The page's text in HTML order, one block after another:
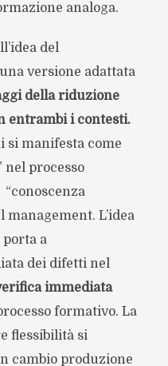
analoga.
del
versione adattata
della riduzione
entrambi i contesti.
si manifesta come
nel processo
L’idea
a
dei difetti nel
immediata
formativo. La
flessibilità si
cambio produzione